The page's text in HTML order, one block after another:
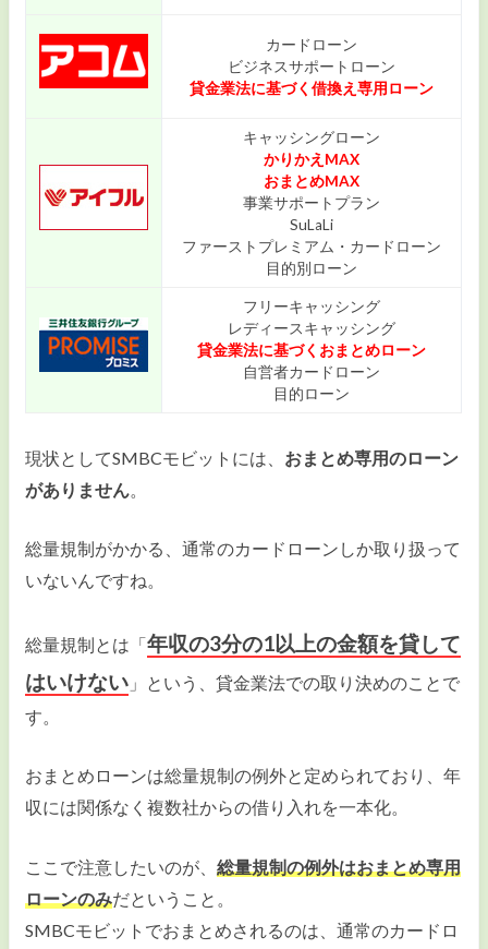
カードローン
ビジネスサポートローン
貸金業法に基づく借換え専用ローン
キャッシングローン
かりかえMAX
おまとめMAX
事業サポートプラン
SuLaLi
ファーストプレミアム・カードローン
目的別ローン
フリーキャッシング
レディースキャッシング
貸金業法に基づくおまとめローン
自営者カードローン
目的ローン
現状としてSMBCモビットには、 おまとめ専用のローン
がありません
総量規制がかかる、通常のカードローンしか取り扱って
いないんですね。
総量規制とは「年収の3分の1以上の金額を貸して
はいけない 」という、貸金業法での取り決めのことで
す。
おまとめローンは総量規制の例外と定められており、年
収には関係なく複数社からの借り入れを一本化。
ここで注意したいのが、総量規制の例外はおまとめ専用
ローンのみだということ。
SMBCモビットでおまとめされるのは、通常のカードロ